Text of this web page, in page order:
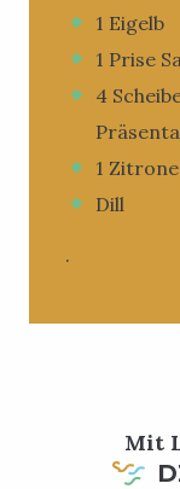
1 Eigelb
1 Prise
4
1 Zitrone
Dill
.
Mit